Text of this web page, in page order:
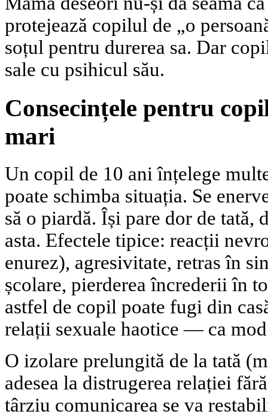
protejează copilul de „o
soțul pentru durerea sa. Dar
sale cu psihicul său.
Consecințele pentru
mari
Un copil de 10 ani înțelege
poate schimba situația. Se
să o piardă. Își pare dor de tată,
asta. Efectele tipice: reacții
enurez), agresivitate, retras în
școlare, pierderea încrederii în
astfel de copil poate fugi din
relații sexuale haotice — ca mod
O izolare prelungită de la tată
adesea la distrugerea relației
târziu comunicarea se va